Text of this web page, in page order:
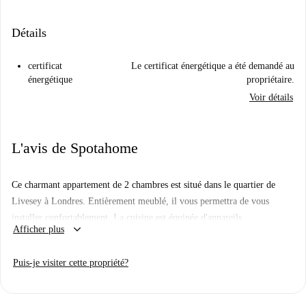
Détails
certificat
énergétique
Le certificat énergétique a été demandé au
propriétaire.
Voir détails
L'avis de Spotahome
Ce charmant appartement de 2 chambres est situé dans le quartier de
Livesey à Londres. Entièrement meublé, il vous permettra de vous
installer confortablement. La cuisine est équipée d'appareils
électroménagers essentiels, tels qu'un four et un lave-vaisselle, et un
chauffage central et comprend toutes les charges principales : électricité,
Afficher plus keyboard_arrow_down
Puis-je visiter cette propriété?